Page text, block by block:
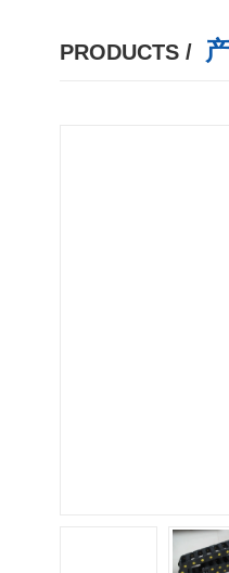
PRODUCTS /